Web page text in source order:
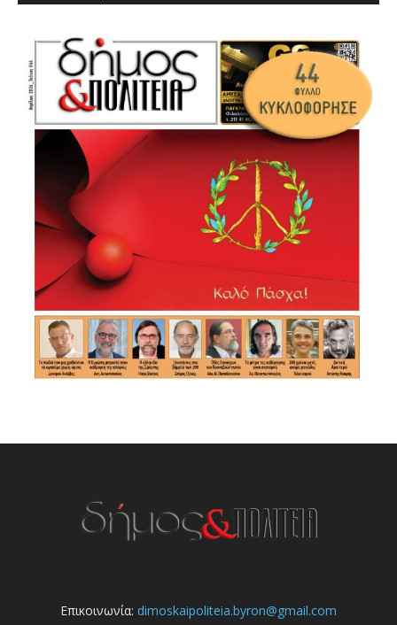
Επικοινωνία: dimoskaipoliteia.byron@gmail.com